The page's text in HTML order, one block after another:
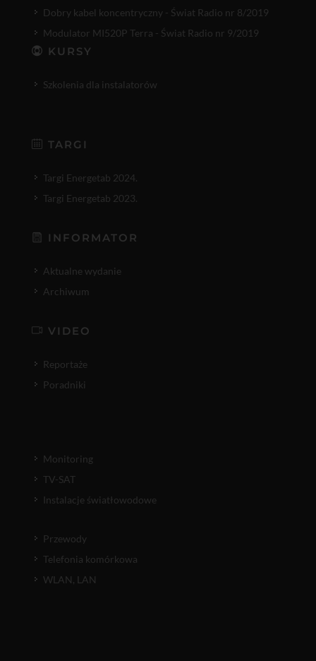
Dobry kabel koncentryczny - Świat Radio nr 8/2019
Modulator MI520P Terra - Świat Radio nr 9/2019
KURSY
Szkolenia dla instalatorów
TARGI
Targi Energetab 2024.
Targi Energetab 2023.
INFORMATOR
Aktualne wydanie
Archiwum
VIDEO
Reportaże
Poradniki
Monitoring
TV-SAT
Instalacje światłowodowe
Przewody
Telefonia komórkowa
WLAN, LAN